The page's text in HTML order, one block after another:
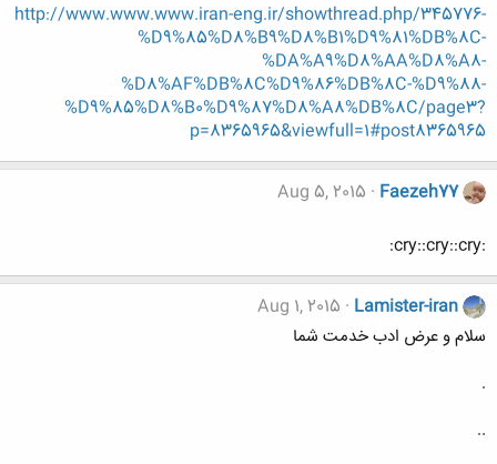
http://www.www.www.iran-eng.ir/showthread.php/345776-
%D9%85%D8%B9%D8%B1%D9%81%DB%8C-
%DA%A9%D8%AA%D8%A8-
%D8%AF%DB%8C%D9%86%DB%8C-%D9%88-
%D9%85%D8%B0%D9%87%D8%A8%DB%8C/page3?
p=8365965&viewfull=1#post8365965
Faezeh77
Aug 5, 2015
:cry::cry::cry:
Lamister-iran
Aug 1, 2015
سلام و عرض ادب خدمت شما
.
..